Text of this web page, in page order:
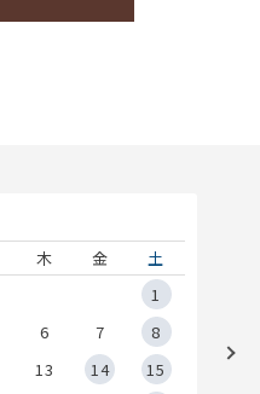
木 金
土
1
6 7
8
13 14
15